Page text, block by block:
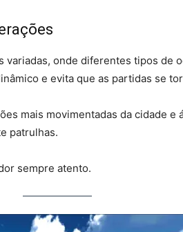
variadas, onde diferentes tipos de
e evita que as partidas se
mais movimentadas da cidade e
patrulhas.
sempre atento.